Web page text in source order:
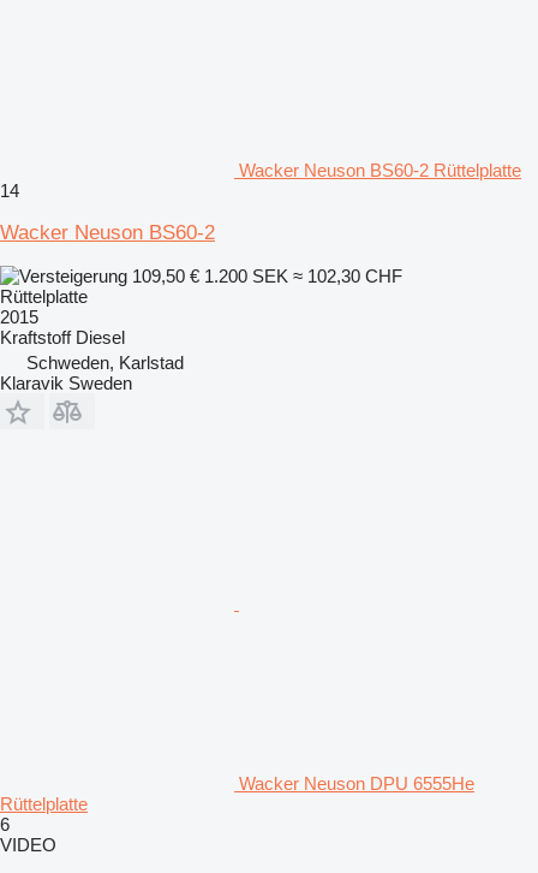
Wacker Neuson BS60-2 Rüttelplatte
14
Wacker Neuson BS60-2
109,50 € 1.200 SEK ≈ 102,30 CHF
Rüttelplatte
2015
Kraftstoff Diesel
Schweden, Karlstad
Klaravik Sweden
Wacker Neuson DPU 6555He
Rüttelplatte
6
VIDEO